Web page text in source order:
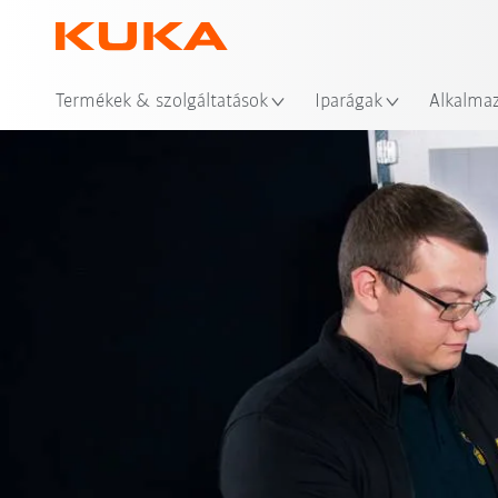
Termékek & szolgáltatások Iparágak